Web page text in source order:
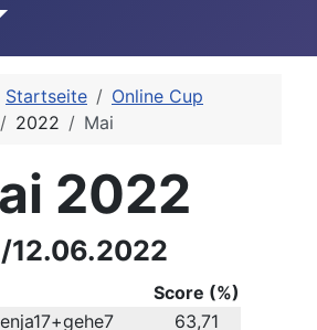
Startseite
Online Cup
2022 Mai
2022
12.06.2022
Score (%)
63,71